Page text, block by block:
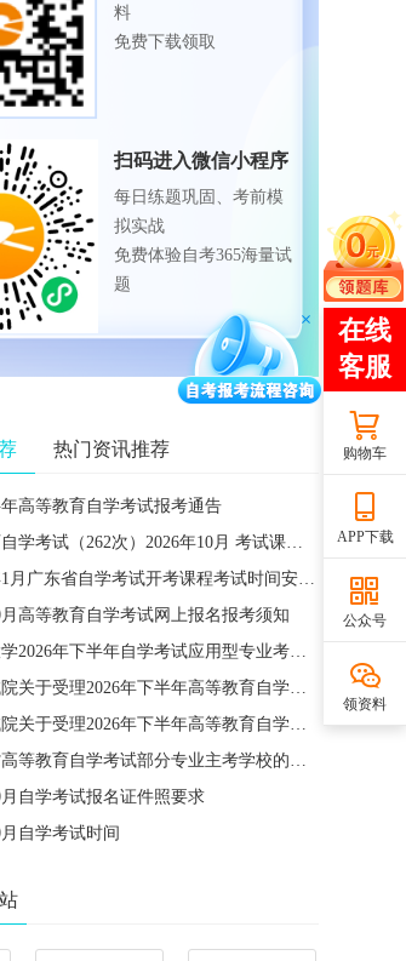
料
免费下载领取
扫码进入微信小程序
每日练题巩固、考前模
拟实战
免费体验自考365海量试
题
热门资讯推荐
高等教育自学考试报考通告
四川省高等教育自学考试（262次）2026年10月 考试课程简表
关于公布2027年1月广东省自学考试开考课程考试时间安排和使用教材的通知
月高等教育自学考试网上报名报考须知
关于西南财经大学2026年下半年自学考试应用型专业考籍更改办理的通知
四川省教育考试院关于受理2026年下半年高等教育自学考试省际转考申请的通告
四川省教育考试院关于受理2026年下半年高等教育自学考试考籍更改申请的通告
关于调整广东省高等教育自学考试部分专业主考学校的通知
自学考试报名证件照要求
自学考试时间
购物车
APP下载
公众号
领资料